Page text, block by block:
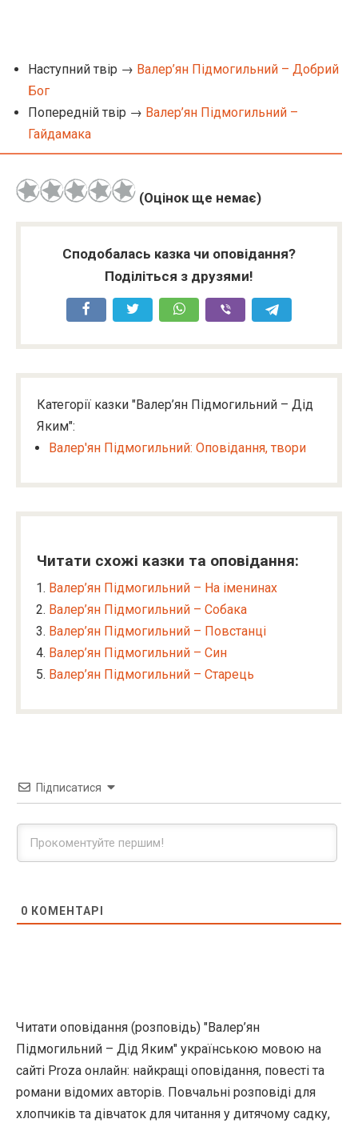
Наступний твір → Валер’ян Підмогильний – Добрий
Бог
Попередній твір → Валер’ян Підмогильний –
Гайдамака
(Оцінок ще немає)
Сподобалась казка чи оповідання?
Поділіться з друзями!
Категорії казки "Валер’ян Підмогильний – Дід
Яким":
Валер'ян Підмогильний: Оповідання, твори
Читати схожі казки та оповідання:
Валер’ян Підмогильний – На іменинах
Валер’ян Підмогильний – Собака
Валер’ян Підмогильний – Повстанці
Валер’ян Підмогильний – Син
Валер’ян Підмогильний – Старець
Підписатися
0 КОМЕНТАРІ
Читати оповідання (розповідь) "Валер’ян
Підмогильний – Дід Яким" українською мовою на
сайті Proza онлайн: найкращі оповідання, повесті та
романи відомих авторів. Повчальні розповіді для
хлопчиків та дівчаток для читання у дитячому садку,